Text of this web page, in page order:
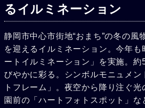
るイルミネーション
静岡市中心市街地“おまち”の冬の風
を迎えるイルミネーション。今年も
ートイルミネーション」を実施。約
びやかに彩る。シンボルモニュメン
トフレーム」。夜空から降り注ぐ
園前の「ハートフォトスポット」な